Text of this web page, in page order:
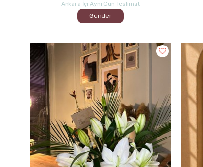
Ankara İçi Aynı Gün Teslimat
Gönder